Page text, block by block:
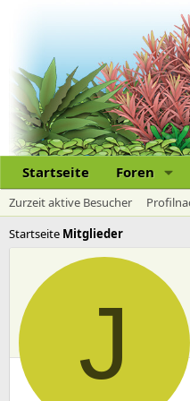
Startseite Foren
Zurzeit aktive Besucher
Startseite Mitglieder
J